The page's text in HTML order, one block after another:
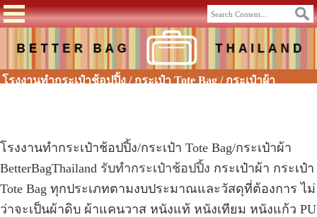
โรงงานทำกระเป๋าช้อปปิ้ง / กระเป๋า Tote Bag / กระเป๋าผ้า
โรงงานทำกระเป๋าช้อปปิ้ง/กระเป๋า Tote Bag/กระเป๋าผ้า
BetterBagThailand รับทำกระเป๋าช้อปปิ้ง กระเป๋าผ้า กระเป๋า
Tote Bag ทุกประเภทตามงบประมาณและวัสดุที่ต้องการ ไม่
ว่าจะเป็นผ้าดิบ ผ้าแคนวาส หนังแท้ หนังเทียม หนังแก้ว PU